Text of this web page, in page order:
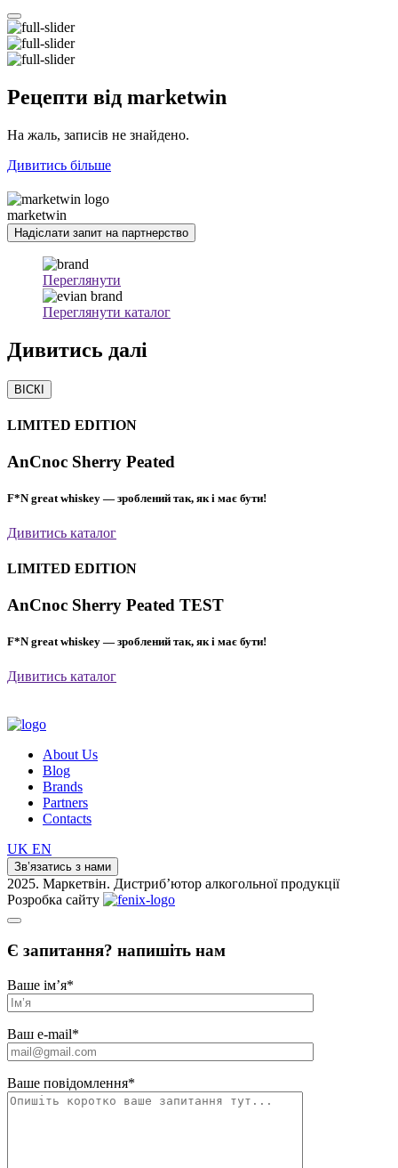
Рецепти від marketwin
На жаль, записів не знайдено.
Дивитись більше
marketwin
Надіслати запит на партнерство
Переглянути
Переглянути каталог
Дивитись далі
ВІСКІ
LIMITED EDITION
AnCnoc Sherry Peated
F*N great whiskey — зроблений так, як і має бути!
Дивитись каталог
LIMITED EDITION
AnCnoc Sherry Peated TEST
F*N great whiskey — зроблений так, як і має бути!
Дивитись каталог
About Us
Blog
Brands
Partners
Contacts
UK EN
Зв’язатись з нами
2025. Маркетвін. Дистриб’ютор алкогольної продукції
Розробка сайту
Є запитання? напишіть нам
Ваше ім’я*
Ваш e-mail*
Ваше повідомлення*